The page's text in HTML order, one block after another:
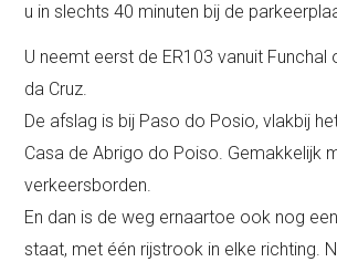
u in slechts 40 minuten bij de
U neemt eerst de ER103 vanuit Funchal
da Cruz.
De afslag is bij Paso do Posio, vlakbij
Casa de Abrigo do Poiso. Gemakkelijk
verkeersborden.
En dan is de weg ernaartoe ook nog
staat, met één rijstrook in elke richting.